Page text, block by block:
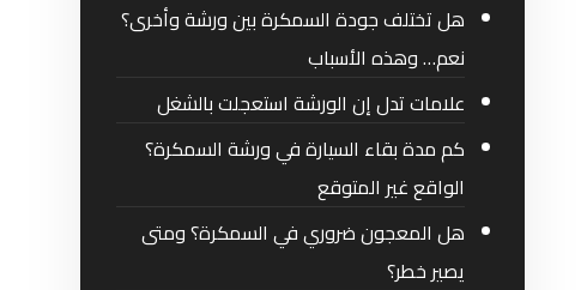
هل تختلف جودة السمكرة بين ورشة وأخرى؟
نعم… وهذه الأسباب
علامات تدل إن الورشة استعجلت بالشغل
كم مدة بقاء السيارة في ورشة السمكرة؟
الواقع غير المتوقع
هل المعجون ضروري في السمكرة؟ ومتى
يصير خطر؟